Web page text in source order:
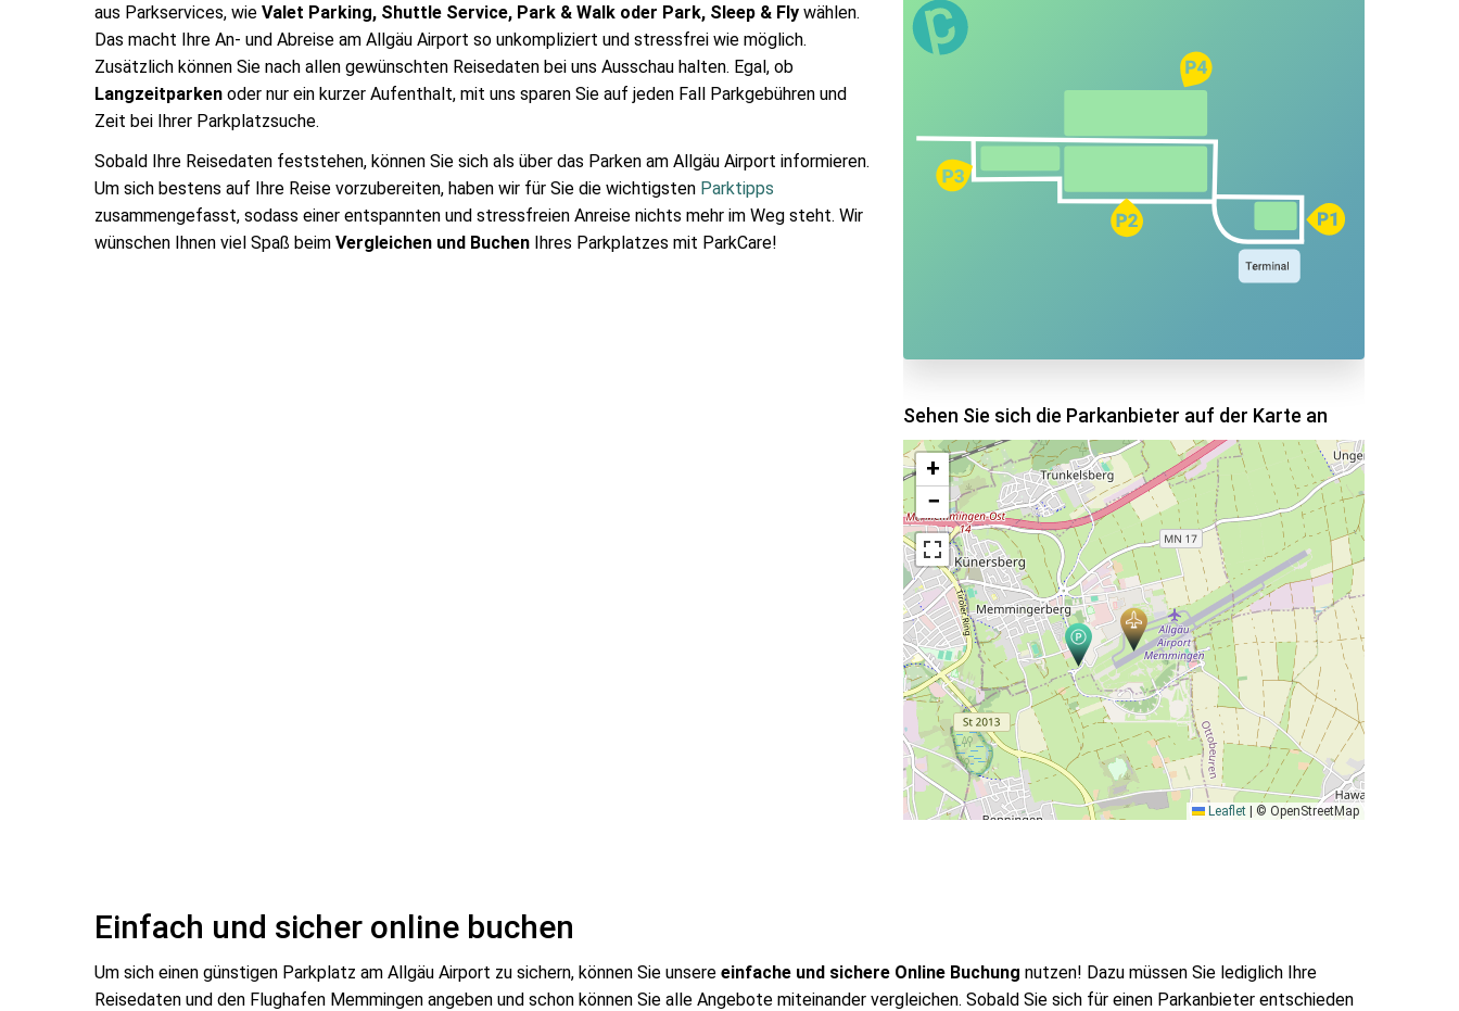
Sehen Sie sich die Parkanbieter auf der Karte an
+
−
Leaflet | © OpenStreetMap
aus Parkservices, wie Valet Parking, Shuttle Service, Park & Walk oder Park, Sleep & Fly wählen.
Das macht Ihre An- und Abreise am Allgäu Airport so unkompliziert und stressfrei wie möglich.
Zusätzlich können Sie nach allen gewünschten Reisedaten bei uns Ausschau halten. Egal, ob
Langzeitparken oder nur ein kurzer Aufenthalt, mit uns sparen Sie auf jeden Fall Parkgebühren und
Zeit bei Ihrer Parkplatzsuche.
Sobald Ihre Reisedaten feststehen, können Sie sich als über das Parken am Allgäu Airport informieren.
Um sich bestens auf Ihre Reise vorzubereiten, haben wir für Sie die wichtigsten Parktipps
zusammengefasst, sodass einer entspannten und stressfreien Anreise nichts mehr im Weg steht. Wir
wünschen Ihnen viel Spaß beim Vergleichen und Buchen Ihres Parkplatzes mit ParkCare!
Einfach und sicher online buchen
Um sich einen günstigen Parkplatz am Allgäu Airport zu sichern, können Sie unsere einfache und sichere Online Buchung nutzen! Dazu müssen Sie lediglich Ihre
Reisedaten und den Flughafen Memmingen angeben und schon können Sie alle Angebote miteinander vergleichen. Sobald Sie sich für einen Parkanbieter entschieden